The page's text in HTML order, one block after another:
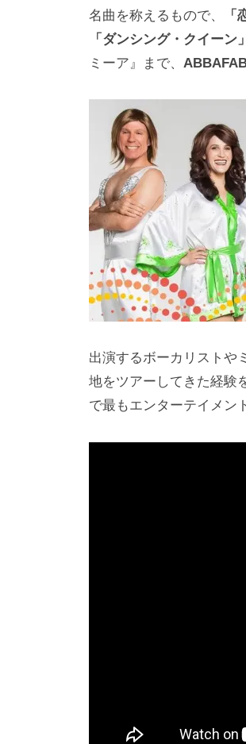
名曲を称えるもので、
「ダンシング・クイーン」
ミーア』まで、
出演するボーカリストや
地をツアーしてきた経験
で最もエンターテイメン